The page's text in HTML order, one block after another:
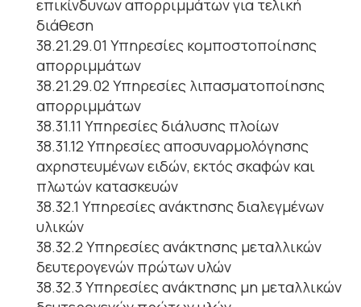
επικίνδυνων απορριμμάτων για τελική
διάθεση
38.21.29.01 Υπηρεσίες κομποστοποίησης
απορριμμάτων
38.21.29.02 Υπηρεσίες λιπασματοποίησης
απορριμμάτων
38.31.11 Υπηρεσίες διάλυσης πλοίων
38.31.12 Υπηρεσίες αποσυναρμολόγησης
αχρηστευμένων ειδών, εκτός σκαφών και
πλωτών κατασκευών
38.32.1 Υπηρεσίες ανάκτησης διαλεγμένων
υλικών
38.32.2 Υπηρεσίες ανάκτησης μεταλλικών
δευτερογενών πρώτων υλών
38.32.3 Υπηρεσίες ανάκτησης μη μεταλλικών